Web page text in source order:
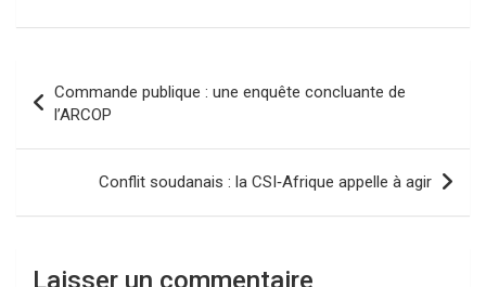
o
o
k
A
p
a
m
n
de
l’article
Commande publique : une enquête concluante de
l’ARCOP
Conflit soudanais : la CSI‑Afrique appelle à agir
Laisser un commentaire